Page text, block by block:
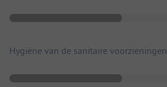
Hygiëne van de sanitaire voorzieningen